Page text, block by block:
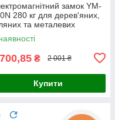
замок YM-
280 кг для дерев'яних,
та металевих
живлення
520mA або
₴ 2 001 ₴
Купити